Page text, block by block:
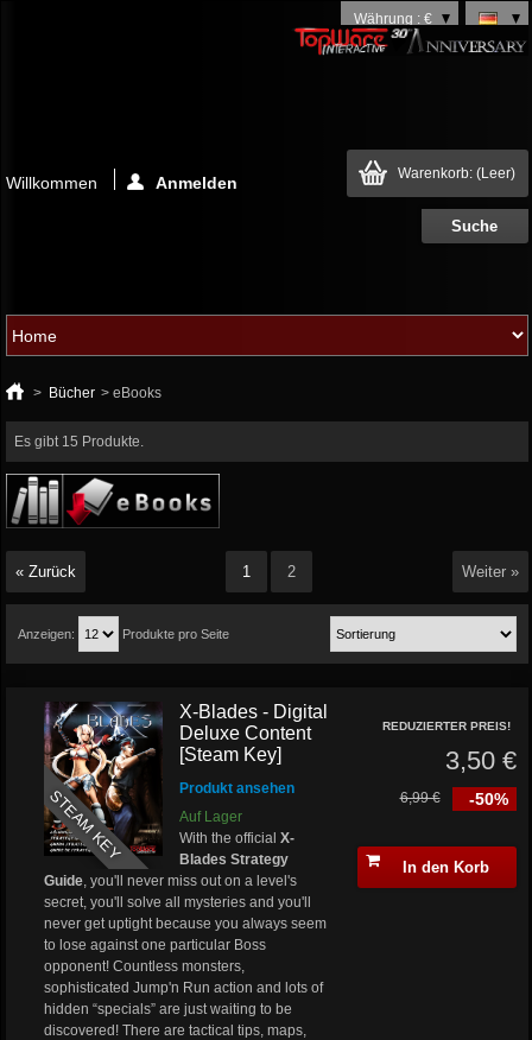
Währung : €
Warenkorb: (Leer)
Willkommen Anmelden
> Bücher > eBooks
Es gibt 15 Produkte.
« Zurück 1 2 Weiter »
Anzeigen: Produkte pro Seite
STEAM KEY
X-Blades - Digital
Deluxe Content
[Steam Key]
Produkt ansehen
Auf Lager
With the officialX-
Blades Strategy
Guide, you'll never miss out on a level's
secret, you'll solve all mysteries and you'll
never get uptight because you always seem
to lose against one particular Boss
opponent! Countless monsters,
sophisticated Jump'n Run action and lots of
hidden “specials” are just waiting to be
discovered! There are tactical tips, maps,
REDUZIERTER PREIS!
3,50 €
-50%
6,99 €
In den Korb